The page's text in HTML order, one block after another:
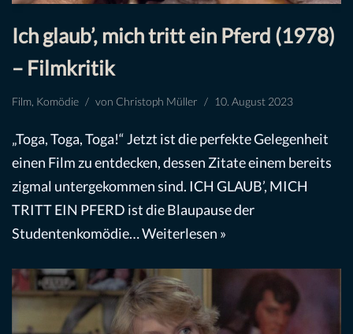
Ich glaub’, mich tritt ein Pferd (1978)
– Filmkritik
Film Komödie von Christoph Müller 10. August 2023
„Toga, Toga, Toga!“ Jetzt ist die perfekte Gelegenheit
einen Film zu entdecken, dessen Zitate einem bereits
zigmal untergekommen sind. ICH GLAUB’, MICH
TRITT EIN PFERD ist die Blaupause der
Studentenkomödie…Weiterlesen »